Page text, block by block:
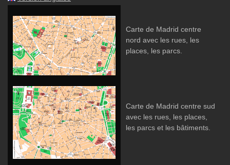
Carte de Madrid centre
nord avec les rues, les
places, les parcs.
Carte de Madrid centre sud
avec les rues, les places,
les parcs et les bâtiments.